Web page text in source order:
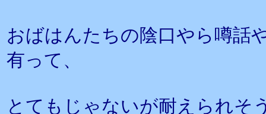
おばはんたちの陰口やら噂話
有って、
とてもじゃないが耐えられそ